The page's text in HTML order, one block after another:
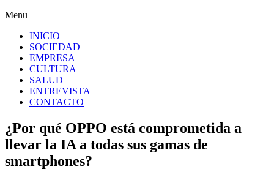
Menu
INICIO
SOCIEDAD
EMPRESA
CULTURA
SALUD
ENTREVISTA
CONTACTO
¿Por qué OPPO está comprometida a
llevar la IA a todas sus gamas de
smartphones?